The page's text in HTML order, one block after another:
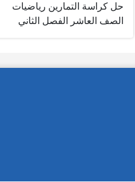
حل كراسة التمارين رياضيات
الصف العاشر الفصل الثاني